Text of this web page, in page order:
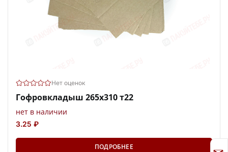
Нет оценок
Гофровкладыш 265х310 т22
нет в наличии
3.25 ₽
ПОДРОБНЕЕ